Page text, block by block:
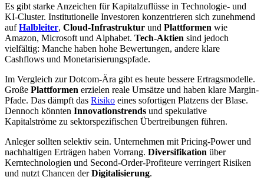
Es gibt starke Anzeichen für Kapitalzuflüsse in Technologie- und
KI-Cluster. Institutionelle Investoren konzentrieren sich zunehmend
aufHalbleiter, Cloud-Infrastruktur und Plattformen wie
Amazon, Microsoft und Alphabet. Tech-Aktien sind jedoch
vielfältig: Manche haben hohe Bewertungen, andere klare
Cashflows und Monetarisierungspfade.
Im Vergleich zur Dotcom-Ära gibt es heute bessere Ertragsmodelle.
Große Plattformen erzielen reale Umsätze und haben klare Margin-
Pfade. Das dämpft das Risiko eines sofortigen Platzens der Blase.
Dennoch könnten Innovationstrends und spekulative
Kapitalströme zu sektorspezifischen Übertreibungen führen.
Anleger sollten selektiv sein. Unternehmen mit Pricing-Power und
nachhaltigen Erträgen haben Vorrang. Diversifikation über
Kerntechnologien und Second-Order-Profiteure verringert Risiken
und nutzt Chancen derDigitalisierung.